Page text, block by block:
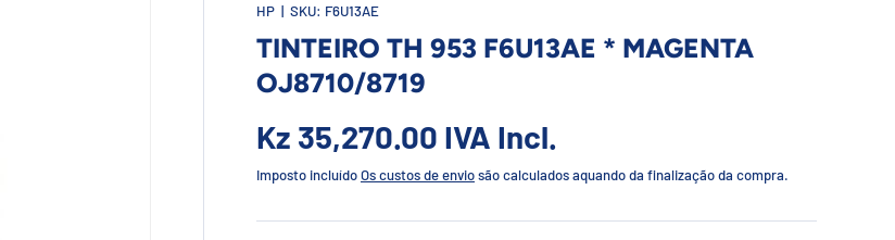
HP | SKU: F6U13AE
TINTEIRO TH 953 F6U13AE * MAGENTA
OJ8710/8719
Kz 35,270.00 IVA Incl.
Imposto incluídoOs custos de enviosão calculados aquando da finalização da compra.